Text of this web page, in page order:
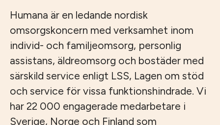
Humana är en ledande nordisk
omsorgskoncern med verksamhet inom
individ- och familjeomsorg, personlig
assistans, äldreomsorg och bostäder med
särskild service enligt LSS, Lagen om stöd
och service för vissa funktionshindrade. Vi
har 22 000 engagerade medarbetare i
Sverige, Norge och Finland som